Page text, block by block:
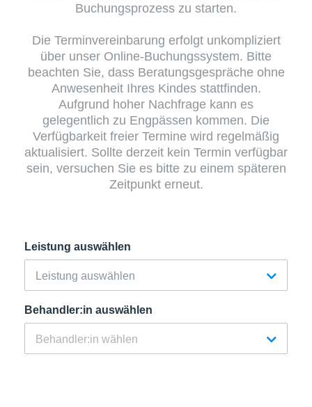
Buchungsprozess zu starten.
Die Terminvereinbarung erfolgt unkompliziert
über unser Online-Buchungssystem. Bitte
beachten Sie, dass Beratungsgespräche ohne
Anwesenheit Ihres Kindes stattfinden.
Aufgrund hoher Nachfrage kann es
gelegentlich zu Engpässen kommen. Die
Verfügbarkeit freier Termine wird regelmäßig
aktualisiert. Sollte derzeit kein Termin verfügbar
sein, versuchen Sie es bitte zu einem späteren
Zeitpunkt erneut.
Leistung auswählen
Behandler:in auswählen